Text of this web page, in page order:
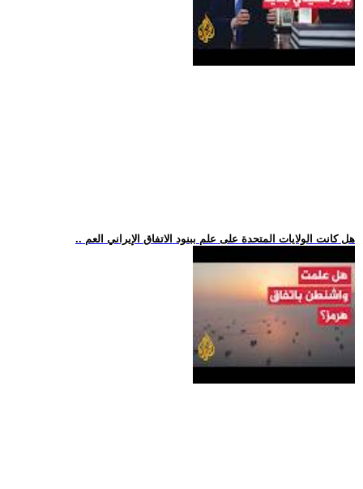
.. هل كانت الولايات المتحدة على علم ببنود الاتفاق الإيراني العم